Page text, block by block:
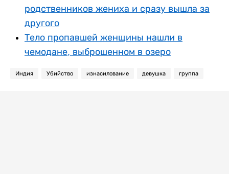
родственников жениха и сразу вышла за
другого
Тело пропавшей женщины нашли в
чемодане, выброшенном в озеро
Индия Убийство изнасилование девушка группа